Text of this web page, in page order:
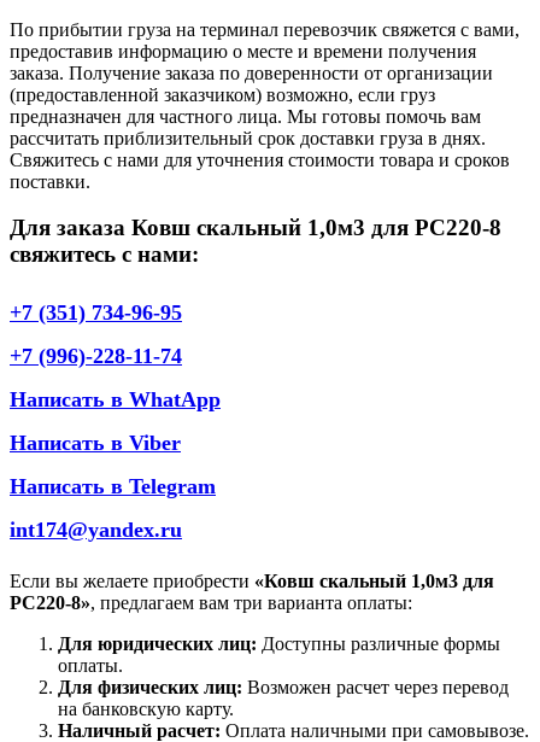
По прибытии груза на терминал перевозчик свяжется с вами,
предоставив информацию о месте и времени получения
заказа. Получение заказа по доверенности от организации
(предоставленной заказчиком) возможно, если груз
предназначен для частного лица. Мы готовы помочь вам
рассчитать приблизительный срок доставки груза в днях.
Свяжитесь с нами для уточнения стоимости товара и сроков
поставки.
Для заказа Ковш скальный 1,0м3 для РС220-8
свяжитесь с нами:
+7 (351) 734-96-95
+7 (996)-228-11-74
Написать в WhatApp
Написать в Viber
Написать в Telegram
int174@yandex.ru
Если вы желаете приобрести «Ковш скальный 1,0м3 для
РС220-8», предлагаем вам три варианта оплаты:
Для юридических лиц: Доступны различные формы
оплаты.
Для физических лиц: Возможен расчет через перевод
на банковскую карту.
Наличный расчет: Оплата наличными при самовывозе.